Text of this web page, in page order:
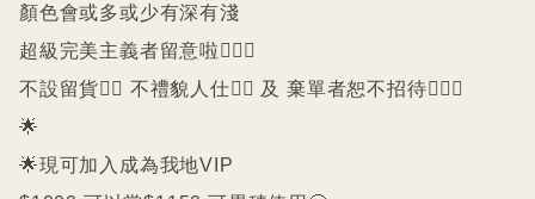
顏色會或多或少有深有淺
超級完美主義者留意啦🙇🏻‍♀️
不設留貨🙅‍♀️ 不禮貌人仕🙅‍♀️ 及 棄單者恕不招待🙇🏻‍♀️
🌟
🌟現可加入成為我地VIP